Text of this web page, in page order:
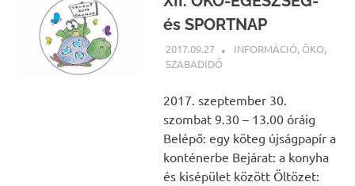
és SPORTNAP
2017.09.27 NBEA
INFORMÁCIÓ, ÖKO,
SZABADIDŐ
2017. szeptember 30.
szombat 9.30 – 13.00 óráig
Belépő: egy köteg újságpapír a
konténerbe Bejárat: a konyha
és kisépület között Öltözet: